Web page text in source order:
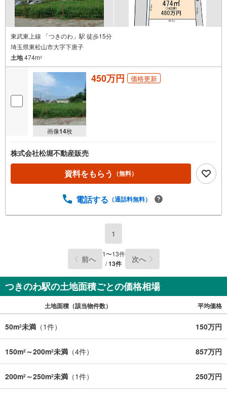
東武東上線 「つきのわ」駅 徒歩15分
埼玉県東松山市大字下唐子
土地474m2
画像14枚
450万円 価格更新
株式会社松堀不動産販売
資料をもらう （無料）
電話する （通話料無料）
1
前へ 1〜13件
/13件 次へ
つきのわ駅の土地面積ごとの価格相場
土地面積（該当物件数） 平均価格
50m2未満 （1件） 150万円
150m2 ～200m2未満 （4件） 857万円
200m2 ～250m2未満 （1件） 250万円